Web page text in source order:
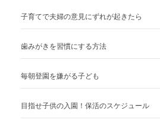
子育てで夫婦の意見にずれが起きたら
歯みがきを習慣にする方法
毎朝登園を嫌がる子ども
目指せ子供の入園！保活のスケジュール